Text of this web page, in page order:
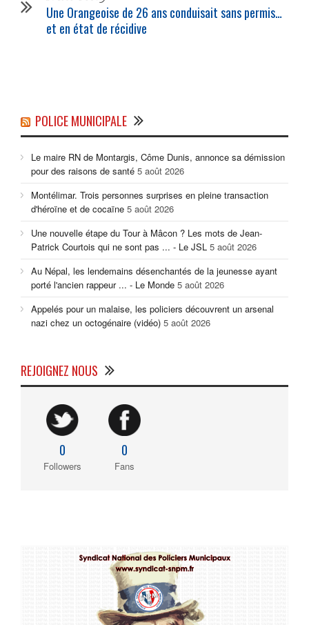
Une Orangeoise de 26 ans conduisait sans permis…
et en état de récidive
POLICE MUNICIPALE
Le maire RN de Montargis, Côme Dunis, annonce sa démission
pour des raisons de santé 5 août 2026
Montélimar. Trois personnes surprises en pleine transaction
d'héroïne et de cocaïne 5 août 2026
Une nouvelle étape du Tour à Mâcon ? Les mots de Jean-
Patrick Courtois qui ne sont pas ... - Le JSL 5 août 2026
Au Népal, les lendemains désenchantés de la jeunesse ayant
porté l'ancien rappeur ... - Le Monde 5 août 2026
Appelés pour un malaise, les policiers découvrent un arsenal
nazi chez un octogénaire (vidéo) 5 août 2026
REJOIGNEZ NOUS
0
Followers
0
Fans